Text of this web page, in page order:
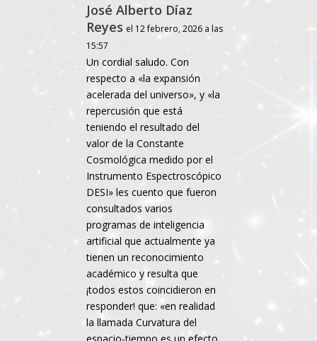
José Alberto Díaz
Reyes el 12 febrero, 2026 a las
15:57
Un cordial saludo. Con
respecto a «la expansión
acelerada del universo», y «la
repercusión que está
teniendo el resultado del
valor de la Constante
Cosmológica medido por el
Instrumento Espectroscópico
DESI» les cuento que fueron
consultados varios
programas de inteligencia
artificial que actualmente ya
tienen un reconocimiento
académico y resulta que
¡todos estos coincidieron en
responder! que: «en realidad
la llamada Curvatura del